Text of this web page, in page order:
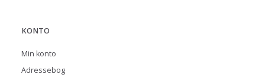
KONTO
Min konto
Adressebog